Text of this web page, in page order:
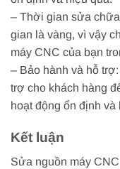
– Thời gian sửa
gian là vàng, vì vậy
máy CNC của bạn
– Bảo hành và hỗ
trợ cho khách hàng
hoạt động ổn định và
Kết luận
Sửa nguồn máy